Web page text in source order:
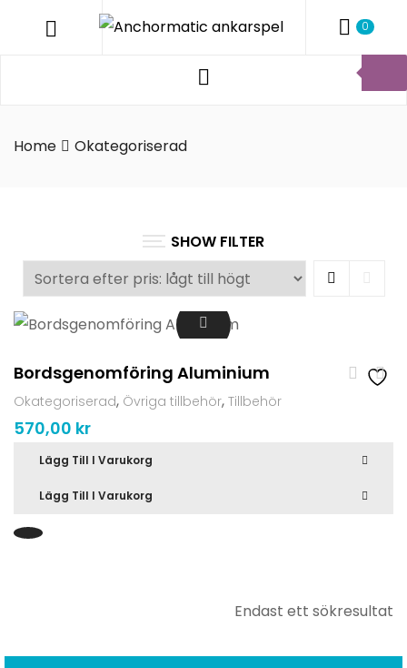
Anchormatic
0
Home Okategoriserad
SHOW FILTER
Bordsgenomföring Aluminium
Okategoriserad, Övriga tillbehör, Tillbehör
570,00 kr
Lägg Till I Varukorg
Lägg Till I Varukorg
Endast ett sökresultat